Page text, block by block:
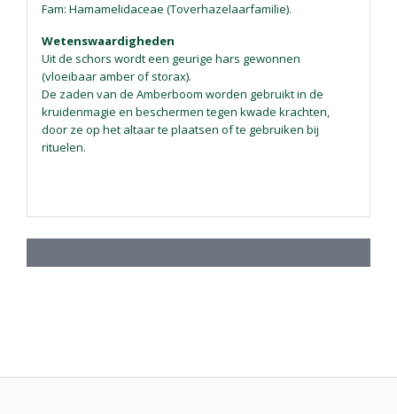
Fam: Hamamelidaceae (Toverhazelaarfamilie).
Wetenswaardigheden
Uit de schors wordt een geurige hars gewonnen
(vloeibaar amber of storax).
De zaden van de Amberboom worden gebruikt in de
kruidenmagie en beschermen tegen kwade krachten,
door ze op het altaar te plaatsen of te gebruiken bij
rituelen.